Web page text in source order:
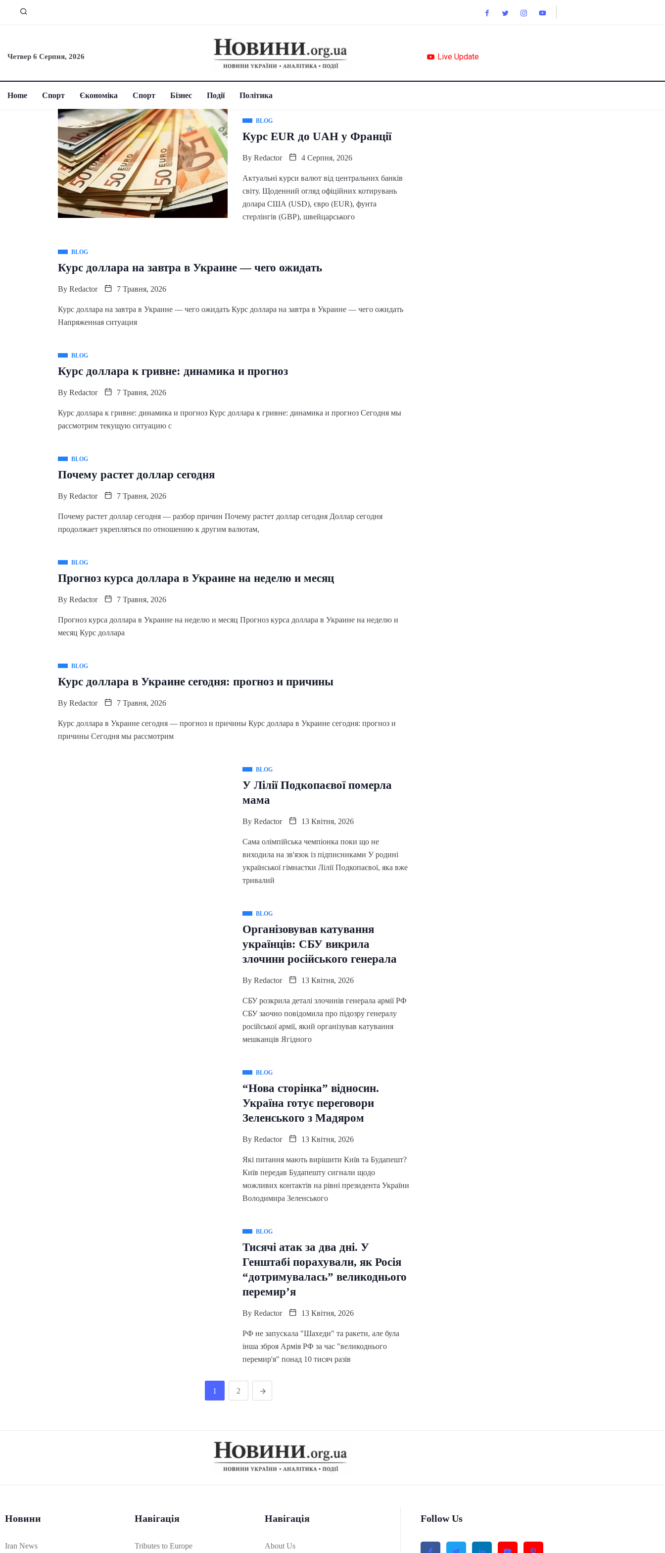
Четвер 6 Серпня, 2026 Live Update
Home Спорт Єкономіка Спорт Бізнес Події Політика
BLOG
Курс EUR до UAH у Франції
By Redactor 4 Серпня, 2026
Актуальні курси валют від центральних банків
світу. Щоденний огляд офіційних котирувань
долара США (USD), євро (EUR), фунта
стерлінгів (GBP), швейцарського
BLOG
Курс доллара на завтра в Украине — чего ожидать
By Redactor 7 Травня, 2026
Курс доллара на завтра в Украине — чего ожидать Курс доллара на завтра в Украине — чего ожидать
Напряженная ситуация
BLOG
Курс доллара к гривне: динамика и прогноз
By Redactor 7 Травня, 2026
Курс доллара к гривне: динамика и прогноз Курс доллара к гривне: динамика и прогноз Сегодня мы
рассмотрим текущую ситуацию с
BLOG
Почему растет доллар сегодня
By Redactor 7 Травня, 2026
Почему растет доллар сегодня — разбор причин Почему растет доллар сегодня Доллар сегодня
продолжает укрепляться по отношению к другим валютам,
BLOG
Прогноз курса доллара в Украине на неделю и месяц
By Redactor 7 Травня, 2026
Прогноз курса доллара в Украине на неделю и месяц Прогноз курса доллара в Украине на неделю и
месяц Курс доллара
BLOG
Курс доллара в Украине сегодня: прогноз и причины
By Redactor 7 Травня, 2026
Курс доллара в Украине сегодня — прогноз и причины Курс доллара в Украине сегодня: прогноз и
причины Сегодня мы рассмотрим
BLOG
У Лілії Подкопаєвої померла
мама
By Redactor 13 Квітня, 2026
Сама олімпійська чемпіонка поки що не
виходила на зв'язок із підписниками У родині
української гімнастки Лілії Подкопаєвої, яка вже
тривалий
BLOG
Організовував катування
українців: СБУ викрила
злочини російського генерала
By Redactor 13 Квітня, 2026
СБУ розкрила деталі злочинів генерала армії РФ
СБУ заочно повідомила про підозру генералу
російської армії, який організував катування
мешканців Ягідного
BLOG
“Нова сторінка” відносин.
Україна готує переговори
Зеленського з Мадяром
By Redactor 13 Квітня, 2026
Які питання мають вирішити Київ та Будапешт?
Київ передав Будапешту сигнали щодо
можливих контактів на рівні президента України
Володимира Зеленського
BLOG
Тисячі атак за два дні. У
Генштабі порахували, як Росія
“дотримувалась” великоднього
перемир’я
By Redactor 13 Квітня, 2026
РФ не запускала "Шахеди" та ракети, але була
інша зброя Армія РФ за час "великоднього
перемир'я" понад 10 тисяч разів
1 2
Новини
Iran News
Навігація
Tributes to Europe
Навігація
About Us
Follow Us